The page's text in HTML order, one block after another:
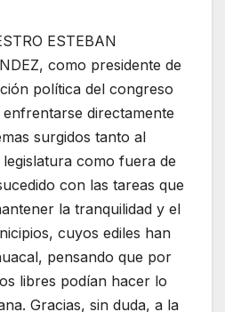
ESTEBAN
como presidente de
política del congreso
directamente
surgidos tanto al
como fuera de
con las tareas que
la tranquilidad y el
cuyos ediles han
pensando que por
libres podían hacer lo
Gracias, sin duda, a la